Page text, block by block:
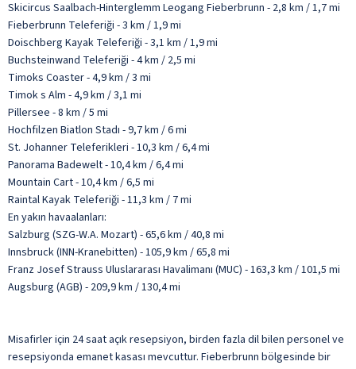
Skicircus Saalbach-Hinterglemm Leogang Fieberbrunn - 2,8 km / 1,7 mi
Fieberbrunn Teleferiği - 3 km / 1,9 mi
Doischberg Kayak Teleferiği - 3,1 km / 1,9 mi
Buchsteinwand Teleferiği - 4 km / 2,5 mi
Timoks Coaster - 4,9 km / 3 mi
Timok s Alm - 4,9 km / 3,1 mi
Pillersee - 8 km / 5 mi
Hochfilzen Biatlon Stadı - 9,7 km / 6 mi
St. Johanner Teleferikleri - 10,3 km / 6,4 mi
Panorama Badewelt - 10,4 km / 6,4 mi
Mountain Cart - 10,4 km / 6,5 mi
Raintal Kayak Teleferiği - 11,3 km / 7 mi
En yakın havaalanları:
Salzburg (SZG-W.A. Mozart) - 65,6 km / 40,8 mi
Innsbruck (INN-Kranebitten) - 105,9 km / 65,8 mi
Franz Josef Strauss Uluslararası Havalimanı (MUC) - 163,3 km / 101,5 mi
Augsburg (AGB) - 209,9 km / 130,4 mi
Misafirler için 24 saat açık resepsiyon, birden fazla dil bilen personel ve
resepsiyonda emanet kasası mevcuttur. Fieberbrunn bölgesinde bir